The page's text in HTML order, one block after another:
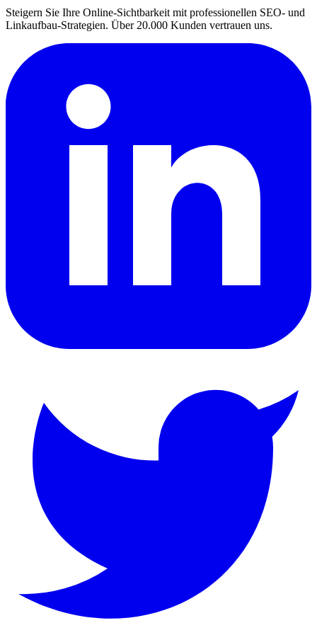
Steigern Sie Ihre Online-Sichtbarkeit mit professionellen SEO- und
Linkaufbau-Strategien. Über 20.000 Kunden vertrauen uns.